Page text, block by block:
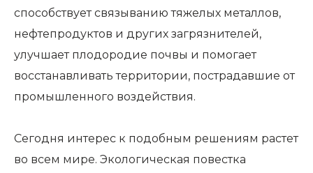
способствует связыванию тяжелых металлов,
нефтепродуктов и других загрязнителей,
улучшает плодородие почвы и помогает
восстанавливать территории, пострадавшие от
промышленного воздействия.
Сегодня интерес к подобным решениям растет
во всем мире. Экологическая повестка